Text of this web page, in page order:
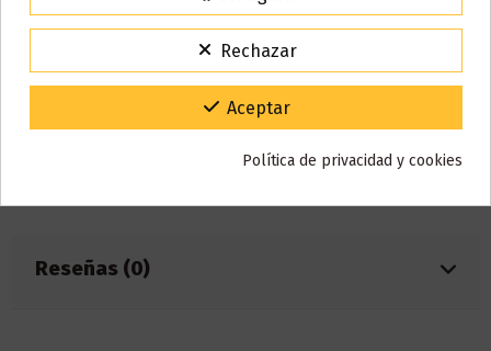
120 ml
Base 30% PG / 70% VG
Reseñas (0)
15% de descuento
Para agradecerte la espera durante estos días.
Código:VACACIONES15
Gracias por tu paciencia y por seguir confiando en nosotros.
Rechazar
Aceptar
Política de privacidad y cookies